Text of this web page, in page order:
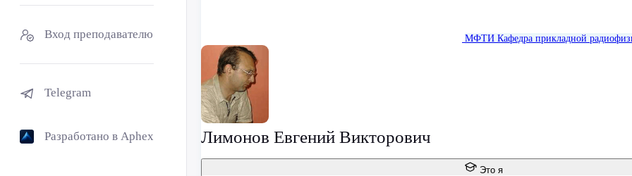
Вход преподавателю
Telegram
Разработано в Aphex
МФТИ Кафедра прикладной
Лимонов Евгений Викторович
Это я